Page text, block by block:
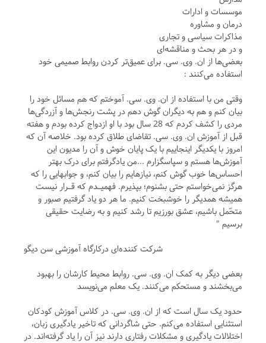
موسسات و ادارات
درمان و مشاوره
مذاکرات سیاسی و تجاری
و در هر بحث و مناقشه‌ای
بعضی‌ها از ان. وی. سی. برای عمیق‌تر کردن روابط صمیمی خود
استفاده می‌کنند :
وقتی من با استفاده از ان. وی. سی. آموختم که هم مسائل خود را
بیان کنم و هم به دیگران گوش دهم در پشت رنجش‌ها و آزردگی‌ها
مردی را کشف کردم که 28 سال بود با او ازدواج کرده بودم و هفته
قبل از آموزش ان. وی. سی. تقاضای طلاق کرده بود. خلاصه آن‌ که
امروز با یکدیگر اینجاییم با یک پایان خوش و آن را مدیون این
آموزش‌ها هستم و سپاسگزارم ...من یادگرفتم برای درک بهتر
احساس‌ها خوب گوش کنم، نیازهایم را بیان کنم، و جوابهایی را که
هرگز نمی‌خواستم حتی بشنوم؛ بپذیرم. فهمیـدم که قـرار نیست
همیشه همدیگر را خوشبخت کنیم. ما هر دو یاد گرفتیم صبور و
متحّمل باشیم، عشق بورزیم تا رشد کنیم و به رضایت حقیقی
برسیم "
شرکت کننده‌ای درکارگاه آموزشی سن دیگو
بعضی دیگر به کمک ان. وی. سی. روابط محیط کارشان را بهبود
می‌بخشند و مستحکم می‌کنند. یک معلم می‌نویسد
حدود یک سال است که از ان. وی. سی. در کلاس آموزش کودکان
استثنایی استفاده می‌کنم. حتی شاگردانی که تاخیر یادگیری زبان،
اختلالات یادگیری و مشکلات رفتاری دارند نیز آن را یاد گرفته‌اند. در